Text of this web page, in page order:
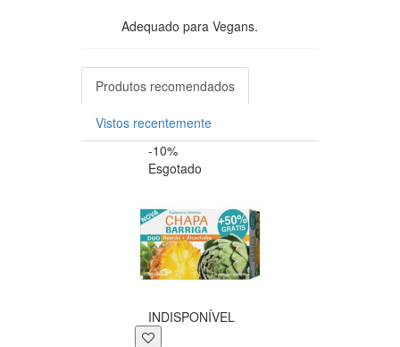
Adequado para Vegans.
Produtos recomendados
Vistos recentemente
-10%
Esgotado
INDISPONÍVEL